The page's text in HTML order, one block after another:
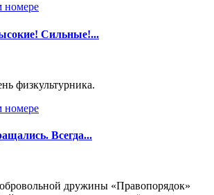
номере
Сильные!...
физкультурника.
номере
Всегда...
дружины «Правопорядок»